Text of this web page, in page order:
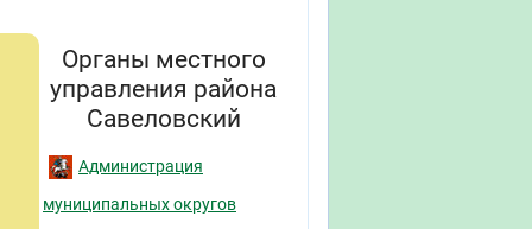
Органы местного
управления района
Савеловский
Администрация
муниципальных округов